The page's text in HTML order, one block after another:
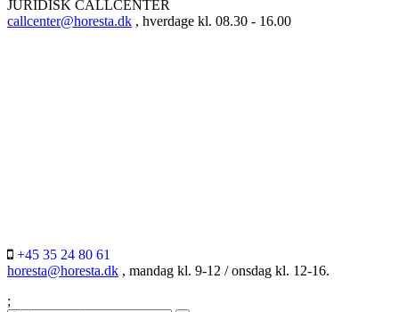
JURIDISK CALLCENTER
callcenter@horesta.dk , hverdage kl. 08.30 - 16.00
+45 35 24 80 61
horesta@horesta.dk , mandag kl. 9-12 / onsdag kl. 12-16.
;